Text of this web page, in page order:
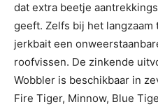
dat extra beetje
geeft. Zelfs bij het
jerkbait een
roofvissen. De zinkende
Wobbler is beschikbaar in
Fire Tiger, Minnow, Blue